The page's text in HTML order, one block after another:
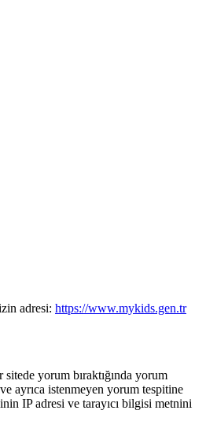
adresi: https://www.mykids.gen.tr
yorum bıraktığında yorum
ayrıca istenmeyen yorum tespitine
IP adresi ve tarayıcı bilgisi metnini